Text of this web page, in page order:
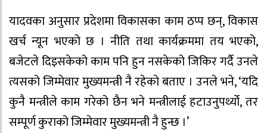
यादवका अनुसार प्रदेशमा विकासका काम ठप्प छन्, विकास
खर्च न्यून भएको छ । नीति तथा कार्यक्रममा तय भएको,
बजेटले दिइसकेको काम पनि हुन नसकेको जिकिर गर्दै उनले
त्यसको जिम्मेवार मुख्यमन्त्री नै रहेको बताए । उनले भने, ‘यदि
कुनै मन्त्रीले काम गरेको छैन भने मन्त्रीलाई हटाउनुपर्थ्यो, तर
सम्पूर्ण कुराको जिम्मेवार मुख्यमन्त्री नै हुन्छ ।’